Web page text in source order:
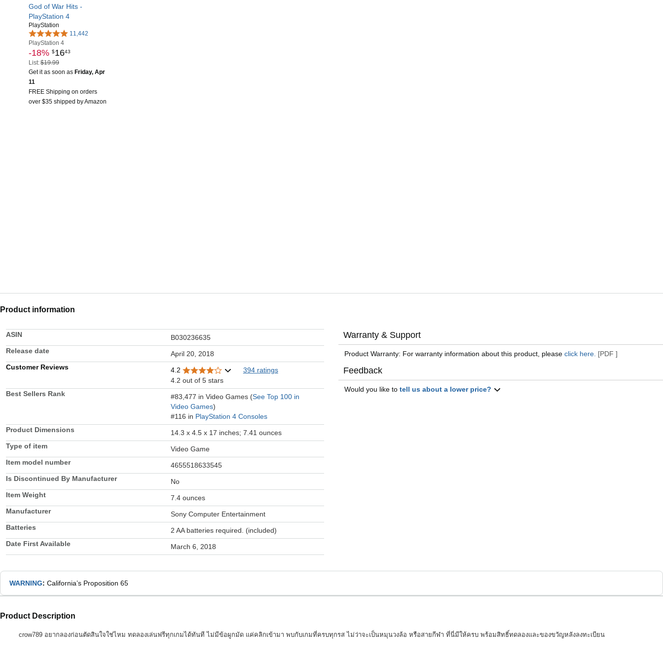
God of War Hits -
PlayStation 4
PlayStation
11,442
PlayStation 4
-18% $1643
List:$19.99
Get it as soon as Friday, Apr
11
FREE Shipping on orders
over $35 shipped by Amazon
Product information
ASIN
B030236635
Release date
April 20, 2018
Customer Reviews
4.2
394 ratings
4.2 out of 5 stars
Best Sellers Rank
#83,477 in Video Games (See Top 100 in
Video Games)
#116 in PlayStation 4 Consoles
Product Dimensions
14.3 x 4.5 x 17 inches; 7.41 ounces
Type of item
Video Game
Item model number
4655518633545
Is Discontinued By Manufacturer
No
Item Weight
7.4 ounces
Manufacturer
Sony Computer Entertainment
Batteries
2 AA batteries required. (included)
Date First Available
March 6, 2018
Warranty & Support
Product Warranty: For warranty information about this product, pleaseclick here. [PDF ]
Feedback
Would you like totell us about a lower price?
WARNING: California’s Proposition 65
Product Description
crow789 อยากลองก่อนตัดสินใจใช่ไหม ทดลองเล่นฟรีทุกเกมได้ทันที ไม่มีข้อผูกมัด แค่คลิกเข้ามา พบกับเกมที่ครบทุกรส ไม่ว่าจะเป็นหมุนวงล้อ หรือสายกีฬา ที่นี่มีให้ครบ พร้อมสิทธิ์ทดลองและของขวัญหลังลงทะเบียน